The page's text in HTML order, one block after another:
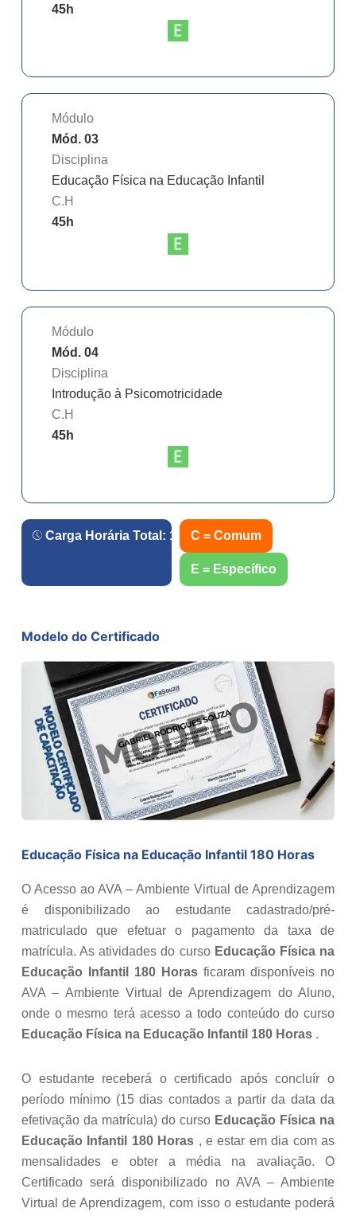
45h
Módulo
Mód. 03
Disciplina
Educação Física na Educação Infantil
C.H
45h
Módulo
Mód. 04
Disciplina
Introdução à Psicomotricidade
C.H
45h
Carga Horária Total: 180 h.
C = Comum
E = Específico
Modelo do Certificado
Educação Física na Educação Infantil 180 Horas
O Acesso ao AVA – Ambiente Virtual de Aprendizagem
é disponibilizado ao estudante cadastrado/pré-
matriculado que efetuar o pagamento da taxa de
matrícula. As atividades do curso Educação Física na
Educação Infantil 180 Horas ficaram disponíveis no
AVA – Ambiente Virtual de Aprendizagem do Aluno,
onde o mesmo terá acesso a todo conteúdo do curso
Educação Física na Educação Infantil 180 Horas .
O estudante receberá o certificado após concluír o
período mínimo (15 dias contados a partir da data da
efetivação da matrícula) do curso Educação Física na
Educação Infantil 180 Horas , e estar em dia com as
mensalidades e obter a média na avaliação. O
Certificado será disponibilizado no AVA – Ambiente
Virtual de Aprendizagem, com isso o estudante poderá